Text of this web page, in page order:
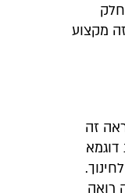
מקצוע
זה
דוגמא
רואה